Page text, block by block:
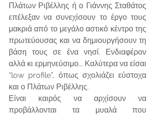
Πλάτων Ριβέλλης ή ο Γιάννης Σταθάτος
επέλεξαν να συνεχίσουν το έργο τους
μακριά από το μεγάλο αστικό κέντρο της
πρωτεύουσας και να δημιουργήσουν τη
βάση τους σε ένα νησί. Ενδιαφέρον
αλλά κι ερμηνεύσιμο... Καλύτερα να είσαι
“low profile”, όπως σχολιάζει εύστοχα
και ο Πλάτων Ριβέλλης.
Είναι καιρός να αρχίσουν να
προβάλλονται τα μυαλά που